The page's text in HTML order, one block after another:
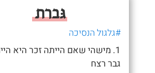
גּברת
#גלגול הנסיכה
1. מישהי שאם הייתה זכר היא
גבר רצח